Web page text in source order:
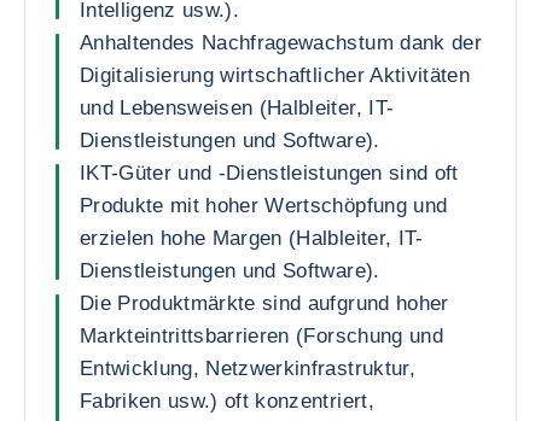
Intelligenz usw.).
Anhaltendes Nachfragewachstum dank der
Digitalisierung wirtschaftlicher Aktivitäten
und Lebensweisen (Halbleiter, IT-
Dienstleistungen und Software).
IKT-Güter und -Dienstleistungen sind oft
Produkte mit hoher Wertschöpfung und
erzielen hohe Margen (Halbleiter, IT-
Dienstleistungen und Software).
Die Produktmärkte sind aufgrund hoher
Markteintrittsbarrieren (Forschung und
Entwicklung, Netzwerkinfrastruktur,
Fabriken usw.) oft konzentriert,